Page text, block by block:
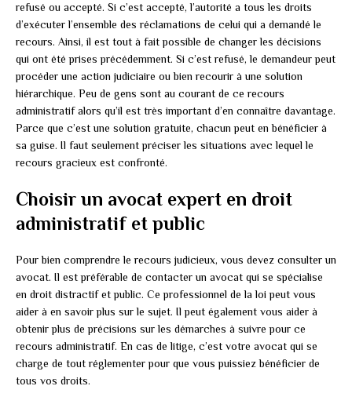
refusé ou accepté. Si c’est accepté, l’autorité a tous les droits
d’exécuter l’ensemble des réclamations de celui qui a demandé le
recours. Ainsi, il est tout à fait possible de changer les décisions
qui ont été prises précédemment. Si c’est refusé, le demandeur peut
procéder une action judiciaire ou bien recourir à une solution
hiérarchique. Peu de gens sont au courant de ce recours
administratif alors qu’il est très important d’en connaître davantage.
Parce que c’est une solution gratuite, chacun peut en bénéficier à
sa guise. Il faut seulement préciser les situations avec lequel le
recours gracieux est confronté.
Choisir un avocat expert en droit
administratif et public
Pour bien comprendre le recours judicieux, vous devez consulter un
avocat. Il est préférable de contacter un avocat qui se spécialise
en droit distractif et public. Ce professionnel de la loi peut vous
aider à en savoir plus sur le sujet. Il peut également vous aider à
obtenir plus de précisions sur les démarches à suivre pour ce
recours administratif. En cas de litige, c’est votre avocat qui se
charge de tout réglementer pour que vous puissiez bénéficier de
tous vos droits.